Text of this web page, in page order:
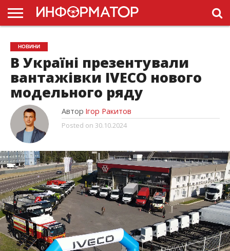
ГОЛОВНА
НОВИНИ
ПДР
УКРАЇНИ
РЕКЛАМА
ПРОЕКТЫ
НОВИНИ
В Україні презентували
вантажівки IVECO нового
модельного ряду
Автор Ігор Ракитов
Posted on 30.10.2024